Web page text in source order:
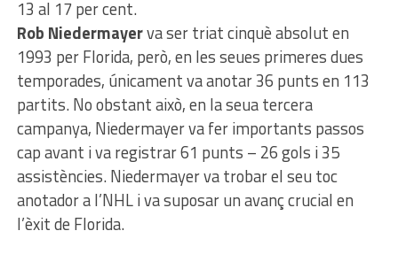
13 al 17 per cent.
Rob Niedermayerva ser triat cinquè absolut en
1993 per Florida, però, en les seues primeres dues
temporades, únicament va anotar 36 punts en 113
partits. No obstant això, en la seua tercera
campanya, Niedermayer va fer importants passos
cap avant i va registrar 61 punts – 26 gols i 35
assistències. Niedermayer va trobar el seu toc
anotador a l’NHL i va suposar un avanç crucial en
l’èxit de Florida.